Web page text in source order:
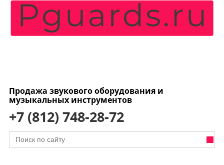
Продажа звукового оборудования и
музыкальных инструментов
+7 (812) 748-28-72